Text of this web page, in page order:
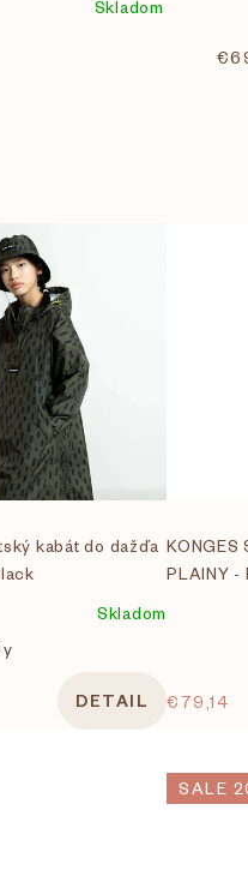
Skladom
kabát do dažďa
Skladom
DETAIL
KONGES
PLAINY -
€79,14
SALE